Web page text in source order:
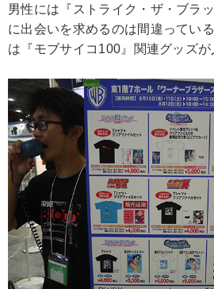
男性には『ストライク・ザ・ブラ
に出会いを求めるのは間違ってい
は『モブサイコ100』関連グッズが